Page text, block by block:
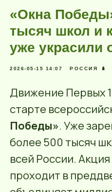
«Окна
тысяч школ и
уже украсили
2026-05-15 14:07 РОССИЯ 🪆
Движение Первых
старте
Победы». Уже
более 500 тысяч
всей России.
проходит в